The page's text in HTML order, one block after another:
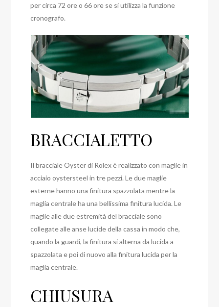
per circa 72 ore o 66 ore se si utilizza la funzione
cronografo.
BRACCIALETTO
Il bracciale Oyster di Rolex è realizzato con maglie in
acciaio oystersteel in tre pezzi. Le due maglie
esterne hanno una finitura spazzolata mentre la
maglia centrale ha una bellissima finitura lucida. Le
maglie alle due estremità del bracciale sono
collegate alle anse lucide della cassa in modo che,
quando la guardi, la finitura si alterna da lucida a
spazzolata e poi di nuovo alla finitura lucida per la
maglia centrale.
CHIUSURA